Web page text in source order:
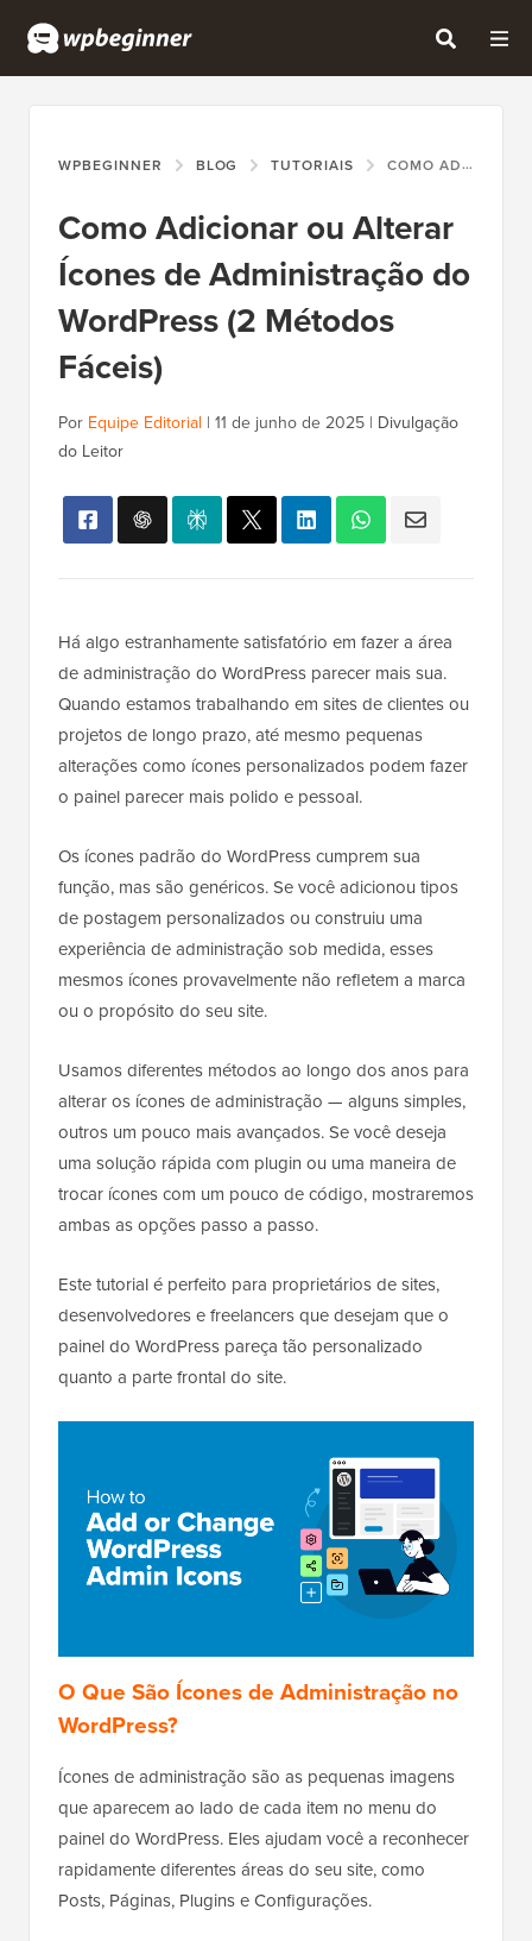
WPBEGINNER BLOG TUTORIAIS COMO ADICIONAR OU ALTERAR ÍCONES DE ADMINISTRAÇÃO DO WORDPRESS (2 MÉTODOS FÁCEIS)
Como Adicionar ou Alterar
Ícones de Administração do
WordPress (2 Métodos
Fáceis)
Por Equipe Editorial | 11 de junho de 2025 | Divulgação
do Leitor
Há algo estranhamente satisfatório em fazer a área
de administração do WordPress parecer mais sua.
Quando estamos trabalhando em sites de clientes ou
projetos de longo prazo, até mesmo pequenas
alterações como ícones personalizados podem fazer
o painel parecer mais polido e pessoal.
Os ícones padrão do WordPress cumprem sua
função, mas são genéricos. Se você adicionou tipos
de postagem personalizados ou construiu uma
experiência de administração sob medida, esses
mesmos ícones provavelmente não refletem a marca
ou o propósito do seu site.
Usamos diferentes métodos ao longo dos anos para
alterar os ícones de administração — alguns simples,
outros um pouco mais avançados. Se você deseja
uma solução rápida com plugin ou uma maneira de
trocar ícones com um pouco de código, mostraremos
ambas as opções passo a passo.
Este tutorial é perfeito para proprietários de sites,
desenvolvedores e freelancers que desejam que o
painel do WordPress pareça tão personalizado
quanto a parte frontal do site.
O Que São Ícones de Administração no
WordPress?
Ícones de administração são as pequenas imagens
que aparecem ao lado de cada item no menu do
painel do WordPress. Eles ajudam você a reconhecer
rapidamente diferentes áreas do seu site, como
Posts, Páginas, Plugins e Configurações.